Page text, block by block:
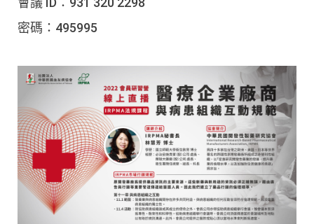
密碼：495995